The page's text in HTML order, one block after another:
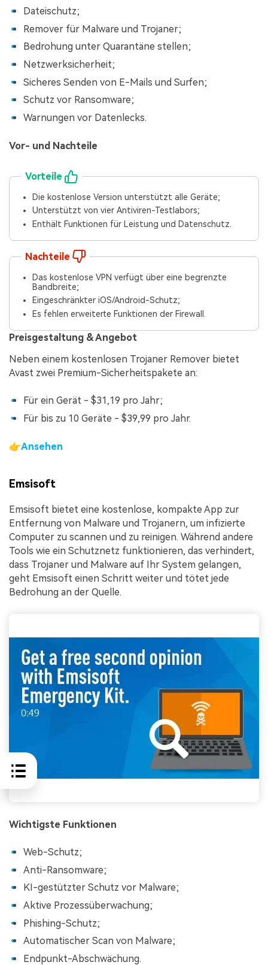
Dateischutz;
Remover für Malware und Trojaner;
Bedrohung unter Quarantäne stellen;
Netzwerksicherheit;
Sicheres Senden von E-Mails und Surfen;
Schutz vor Ransomware;
Warnungen vor Datenlecks.
Vor- und Nachteile
Vorteile
Die kostenlose Version unterstützt alle Geräte;
Unterstützt von vier Antiviren-Testlabors;
Enthält Funktionen für Leistung und Datenschutz.
Nachteile
Das kostenlose VPN verfügt über eine begrenzte
Bandbreite;
Eingeschränkter iOS/Android-Schutz;
Es fehlen erweiterte Funktionen der Firewall.
Preisgestaltung & Angebot
Neben einem kostenlosen Trojaner Remover bietet
Avast zwei Premium-Sicherheitspakete an:
Für ein Gerät - $31,19 pro Jahr;
Für bis zu 10 Geräte - $39,99 pro Jahr.
👉Ansehen
Emsisoft
Emsisoft bietet eine kostenlose, kompakte App zur
Entfernung von Malware und Trojanern, um infizierte
Computer zu scannen und zu reinigen. Während andere
Tools wie ein Schutznetz funktionieren, das verhindert,
dass Trojaner und Malware auf Ihr System gelangen,
geht Emsisoft einen Schritt weiter und tötet jede
Bedrohung an der Quelle.
Wichtigste Funktionen
Web-Schutz;
Anti-Ransomware;
KI-gestützter Schutz vor Malware;
Aktive Prozessüberwachung;
Phishing-Schutz;
Automatischer Scan von Malware;
Endpunkt-Abschwächung.